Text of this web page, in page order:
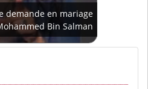
demande en mariage
Bin Salman